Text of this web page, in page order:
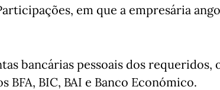
em que a empresária
bancárias pessoais dos
BFA, BIC, BAI e Banco Económico.